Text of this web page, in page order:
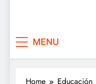
MENU
Home
Educación